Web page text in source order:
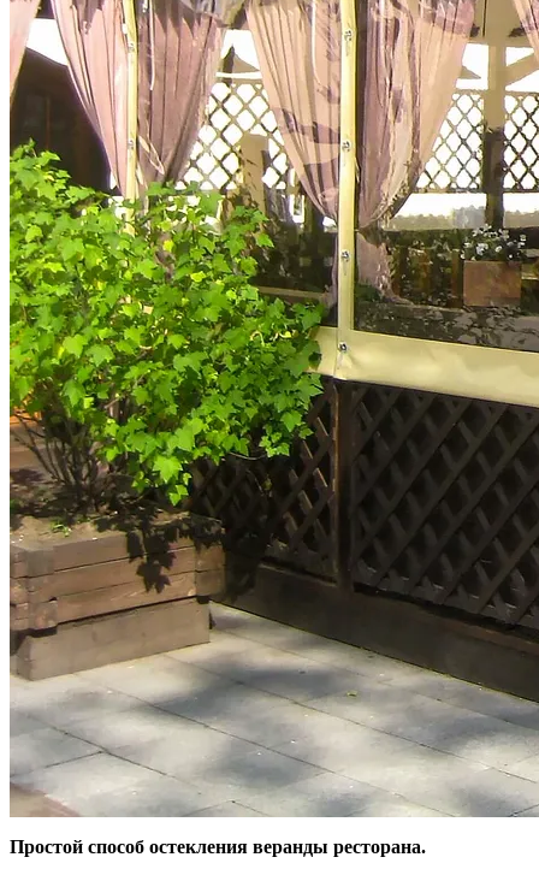
Простой способ остекления веранды ресторана.